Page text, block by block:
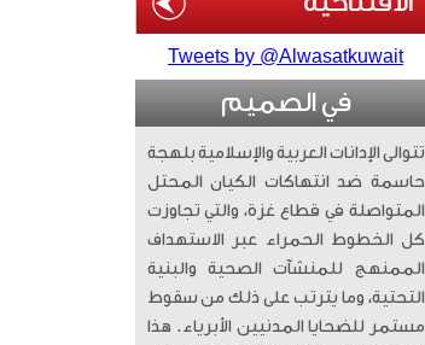
Tweets by @Alwasatkuwait
في الصميم
تتوالى الإدانات العربية والإسلامية بلهجة
حاسمة ضد انتهاكات الكيان المحتل
المتواصلة في قطاع غزة، والتي تجاوزت
كل الخطوط الحمراء عبر الاستهداف
الممنهج للمنشآت الصحية والبنية
التحتية، وما يترتب على ذلك من سقوط
مستمر للضحايا المدنيين الأبرياء. ​ هذا